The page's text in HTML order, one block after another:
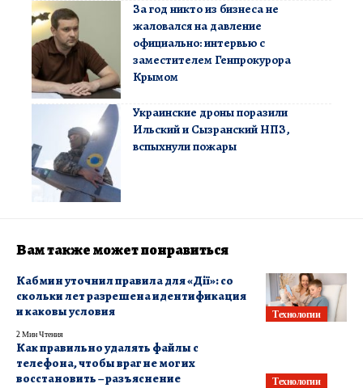
За год никто из бизнеса не
жаловался на давление
официально: интервью с
заместителем Генпрокурора
Крымом
Украинские дроны поразили
Ильский и Сызранский НПЗ,
вспыхнули пожары
Вам также может понравиться
Технологии
Кабмин уточнил правила для «Дії»: со
скольки лет разрешена идентификация
и каковы условия
2 Мин Чтения
Технологии
Как правильно удалять файлы с
телефона, чтобы враг не мог их
восстановить – разъяснение